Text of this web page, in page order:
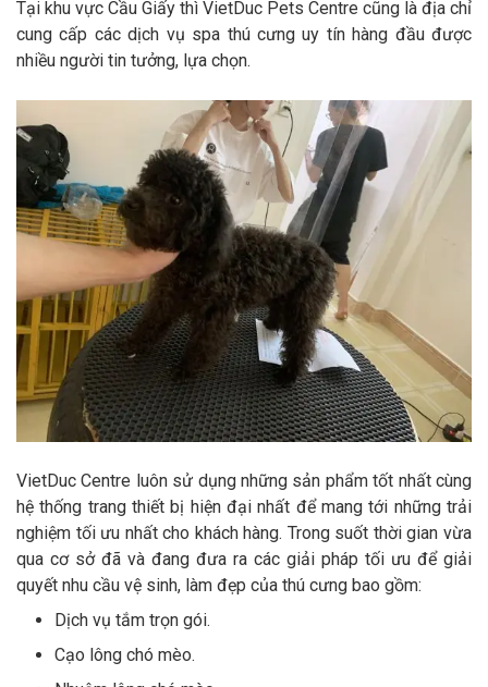
Tại khu vực Cầu Giấy thì VietDuc Pets Centre cũng là địa chỉ
cung cấp các dịch vụ spa thú cưng uy tín hàng đầu được
nhiều người tin tưởng, lựa chọn.
VietDuc Centre luôn sử dụng những sản phẩm tốt nhất cùng
hệ thống trang thiết bị hiện đại nhất để mang tới những trải
nghiệm tối ưu nhất cho khách hàng. Trong suốt thời gian vừa
qua cơ sở đã và đang đưa ra các giải pháp tối ưu để giải
quyết nhu cầu vệ sinh, làm đẹp của thú cưng bao gồm:
Dịch vụ tắm trọn gói.
Cạo lông chó mèo.